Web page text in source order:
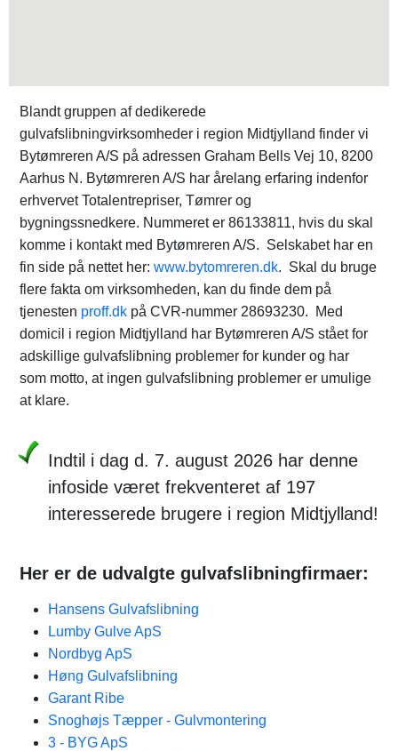
Blandt gruppen af dedikerede
gulvafslibningvirksomheder i region Midtjylland finder vi
Bytømreren A/S på adressen Graham Bells Vej 10, 8200
Aarhus N. Bytømreren A/S har årelang erfaring indenfor
erhvervet Totalentrepriser, Tømrer og
bygningssnedkere. Nummeret er 86133811, hvis du skal
komme i kontakt med Bytømreren A/S. Selskabet har en
fin side på nettet her: www.bytomreren.dk. Skal du bruge
flere fakta om virksomheden, kan du finde dem på
tjenesten proff.dk på CVR-nummer 28693230. Med
domicil i region Midtjylland har Bytømreren A/S stået for
adskillige gulvafslibning problemer for kunder og har
som motto, at ingen gulvafslibning problemer er umulige
at klare.
Indtil i dag d. 7. august 2026 har denne
infoside været frekventeret af 197
interesserede brugere i region Midtjylland!
Her er de udvalgte gulvafslibningfirmaer:
Hansens Gulvafslibning
Lumby Gulve ApS
Nordbyg ApS
Høng Gulvafslibning
Garant Ribe
Snoghøjs Tæpper - Gulvmontering
3 - BYG ApS